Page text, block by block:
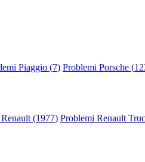
Piaggio (7) Problemi Porsche (
(1977) Problemi Renault